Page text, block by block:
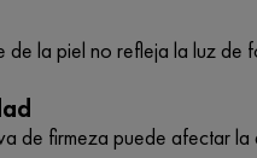
de la piel no refleja la luz de
de firmeza puede afectar